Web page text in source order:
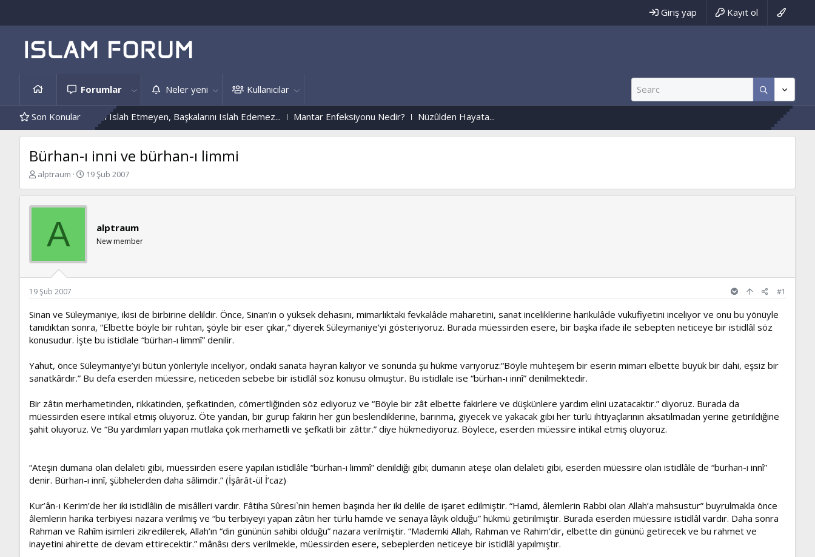
Giriş yap Kayıt ol
Forumlar Neler yeni Kullanıcılar
Son Konular
Örnekleri Kendini Islah Etmeyen, Başkalarını Islah Edemez... Mantar Enfeksiyonu Nedir? Nüzûlden Hayata...
Bürhan-ı inni ve bürhan-ı limmi
K
b
a
a
a
n
alptraum
B
l
ç
h
i
19 Şub 2007
A alptraum
New member
19 Şub 2007 #1
Sinan ve Süleymaniye, ikisi de birbirine delildir. Önce, Sinan’ın o yüksek dehasını, mimarlıktaki fevkalâde maharetini, sanat inceliklerine harikulâde vukufiyetini inceliyor ve onu bu yönüyle
tanıdıktan sonra, “Elbette böyle bir ruhtan, şöyle bir eser çıkar,” diyerek Süleymaniye’yi gösteriyoruz. Burada müessirden esere, bir başka ifade ile sebepten neticeye bir istidlâl söz
konusudur. İşte bu istidlale “bürhan-ı limmî” denilir.
Yahut, önce Süleymaniye’yi bütün yönleriyle inceliyor, ondaki sanata hayran kalıyor ve sonunda şu hükme varıyoruz:“Böyle muhteşem bir eserin mimarı elbette büyük bir dahi, eşsiz bir
sanatkârdır.” Bu defa eserden müessire, neticeden sebebe bir istidlâl söz konusu olmuştur. Bu istidlale ise “bürhan-ı innî” denilmektedir.
Bir zâtın merhametinden, rikkatinden, şefkatinden, cömertliğinden söz ediyoruz ve “Böyle bir zât elbette fakirlere ve düşkünlere yardım elini uzatacaktır.” diyoruz. Burada da
müessirden esere intikal etmiş oluyoruz. Öte yandan, bir gurup fakirin her gün beslendiklerine, barınma, giyecek ve yakacak gibi her türlü ihtiyaçlarının aksatılmadan yerine getirildiğine
şahit oluyoruz. Ve “Bu yardımları yapan mutlaka çok merhametli ve şefkatli bir zâttır.” diye hükmediyoruz. Böylece, eserden müessire intikal etmiş oluyoruz.
“Ateşin dumana olan delaleti gibi, müessirden esere yapılan istidlâle “bürhan-ı limmî” denildiği gibi; dumanın ateşe olan delaleti gibi, eserden müessire olan istidlâle de “bürhan-ı innî”
denir. Bürhan-ı innî, şübhelerden daha sâlimdir.” (İşârât-ül İ’caz)
Kur’ân-ı Kerim’de her iki istidlâlin de misâlleri vardır. Fâtiha Sûresi`nin hemen başında her iki delile de işaret edilmiştir. “Hamd, âlemlerin Rabbi olan Allah’a mahsustur” buyrulmakla önce
âlemlerin harika terbiyesi nazara verilmiş ve “bu terbiyeyi yapan zâtın her türlü hamde ve senaya lâyık olduğu” hükmü getirilmiştir. Burada eserden müessire istidlâl vardır. Daha sonra
Rahman ve Rahîm isimleri zikredilerek, Allah’ın “din gününün sahibi olduğu” nazara verilmiştir. “Mademki Allah, Rahman ve Rahim’dir, elbette din gününü getirecek ve bu rahmet ve
inayetini ahirette de devam ettirecektir.” mânâsı ders verilmekle, müessirden esere, sebeplerden neticeye bir istidlâl yapılmıştır.